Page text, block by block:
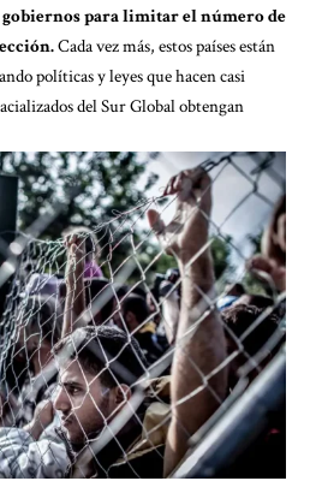
para limitar el número de
Cada vez más, estos países están
políticas y leyes que hacen casi
del Sur Global obtengan